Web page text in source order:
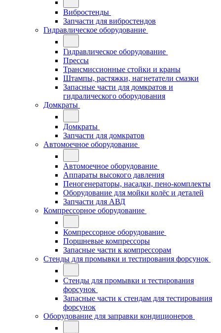
Вибростенды
Запчасти для вибростендов
Гидравлическое оборудование
Гидравлическое оборудование
Прессы
Трансмиссионные стойки и краны
Штампы, растяжки, нагнетатели смазки
Запасные части для домкратов и
гидралического оборудования
Домкраты
Домкраты
Запчасти для домкратов
Автомоечное оборудование
Автомоечное оборудование
Аппараты высокого давления
Пеногенераторы, насадки, пено-комплекты
Оборудование для мойки колёс и деталей
Запчасти для АВД
Компрессорное оборудование
Компрессорное оборудование
Поршневые компрессоры
Запасные части к компрессорам
Стенды для промывки и тестирования форсунок
Стенды для промывки и тестирования
форсунок
Запасные части к стендам для тестирования
форсунок
Оборудование для заправки кондиционеров